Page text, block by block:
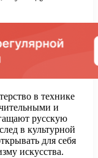
в технике
и
русскую
в культурной
для себя
искусства.